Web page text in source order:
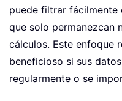
puede filtrar fácilmente
que solo permanezcan
cálculos. Este enfoque
beneficioso si sus
regularmente o se